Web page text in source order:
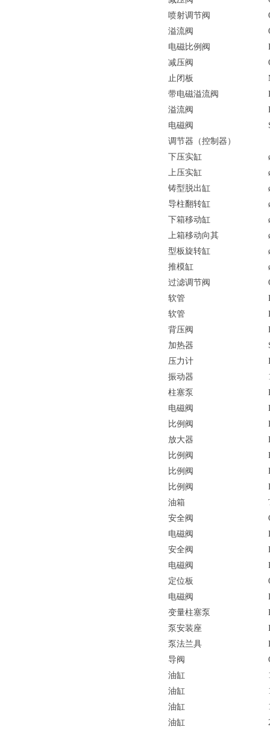
喷射调节阀
溢流阀
电磁比例阀
减压阀
止闭板
带电磁溢流阀
溢流阀
电磁阀
调节器（控制器）
下压实缸
上压实缸
铸型脱出缸
导柱翻转缸
下箱移动缸
上箱移动向其
型板旋转缸
推模缸
过滤调节阀
软管
软管
背压阀
加热器
压力计
振动器
柱塞泵
电磁阀
比例阀
放大器
比例阀
比例阀
比例阀
油箱
安全阀
电磁阀
安全阀
电磁阀
定位板
电磁阀
变量柱塞泵
泵安装座
泵法兰具
导阀
油缸
油缸
油缸
油缸